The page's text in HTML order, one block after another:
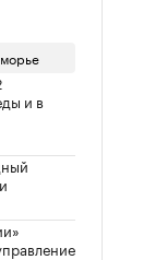
и в